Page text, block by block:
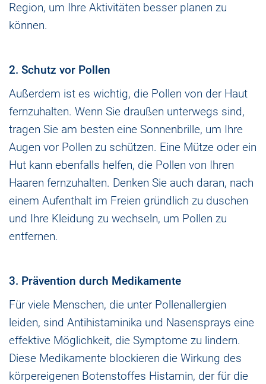
Region, um Ihre Aktivitäten besser planen zu
können.
2. Schutz vor Pollen
Außerdem ist es wichtig, die Pollen von der Haut
fernzuhalten. Wenn Sie draußen unterwegs sind,
tragen Sie am besten eine Sonnenbrille, um Ihre
Augen vor Pollen zu schützen. Eine Mütze oder ein
Hut kann ebenfalls helfen, die Pollen von Ihren
Haaren fernzuhalten. Denken Sie auch daran, nach
einem Aufenthalt im Freien gründlich zu duschen
und Ihre Kleidung zu wechseln, um Pollen zu
entfernen.
3. Prävention durch Medikamente
Für viele Menschen, die unter Pollenallergien
leiden, sind Antihistaminika und Nasensprays eine
effektive Möglichkeit, die Symptome zu lindern.
Diese Medikamente blockieren die Wirkung des
körpereigenen Botenstoffes Histamin, der für die